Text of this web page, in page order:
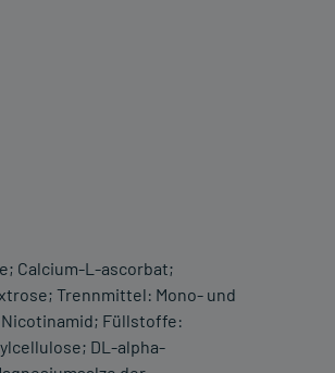
Calcium-L-ascorbat;
Trennmittel: Mono- und
Füllstoffe:
DL-alpha-